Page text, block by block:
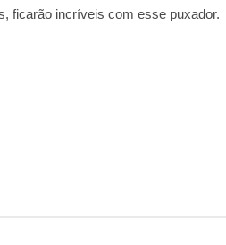
ficarão incríveis com esse puxador.